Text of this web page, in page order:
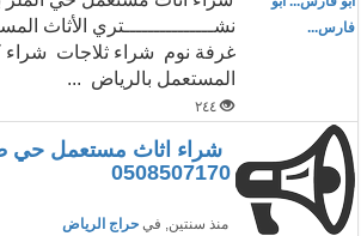
فارس...
نشـــــــــــــــتري الأثاث
غرفة نوم شراء ثلاجات شراء
المستعمل بالرياض ...
٢٤٤
شراء اثاث مستعمل حي
0508507170
منذ سنتين, في حراج الرياض